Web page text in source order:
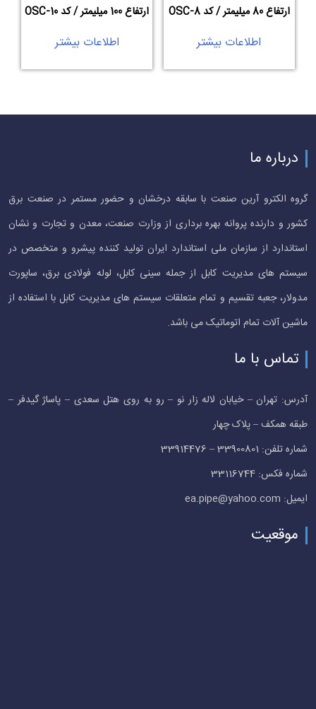
ارتفاع 80 میلیمتر / کد OSC-8
اطلاعات بیشتر
ارتفاع 100 میلیمتر / کد OSC-10
اطلاعات بیشتر
درباره ما
گروه الکترو آرین صنعت با سابقه درخشان و حضور مستمر در صنعت برق
کشور و دارنده پروانه بهره برداری از وزارت صنعت، معدن و تجارت و نشان
استاندارد از سازمان ملی استاندارد ایران تولید کننده پیشرو و متخصص در
سیستم های مدیریت کابل از جمله سینی کابل، لوله فولادی برق، ساپورت
مدولار، جعبه تقسیم و تمام متعلقات سیستم های مدیریت کابل با استفاده از
ماشین آلات تمام اتوماتیک می باشد.
تماس با ما
آدرس: تهران – خیابان لاله زار نو – رو به روی هتل سعدی – پاساژ گیدفر –
طبقه همکف – پلاک چهار
شماره تلفن: 33900801 – 33914476
شماره فکس: 33116744
ایمیل: ea.pipe@yahoo.com
موقعیت